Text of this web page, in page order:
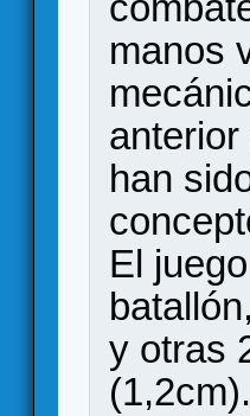
manos
han
El
y otras